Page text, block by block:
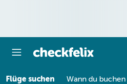
Flüge suchen Wann du